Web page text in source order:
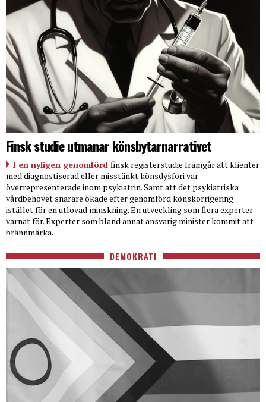
Finsk studie utmanar könsbytarnarrativet
I en nyligen genomförd finsk registerstudie framgår att klienter
med diagnostiserad eller misstänkt könsdysfori var
överrepresenterade inom psykiatrin. Samt att det psykiatriska
vårdbehovet snarare ökade efter genomförd könskorrigering
istället för en utlovad minskning. En utveckling som flera experter
varnat för. Experter som bland annat ansvarig minister kommit att
brännmärka.
DEMOKRATI